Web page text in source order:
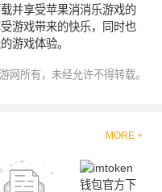
并享受苹果消消乐游戏的
游戏带来的快乐，同时也
游戏体验。
网所有，未经允许不得转载。
MORE +